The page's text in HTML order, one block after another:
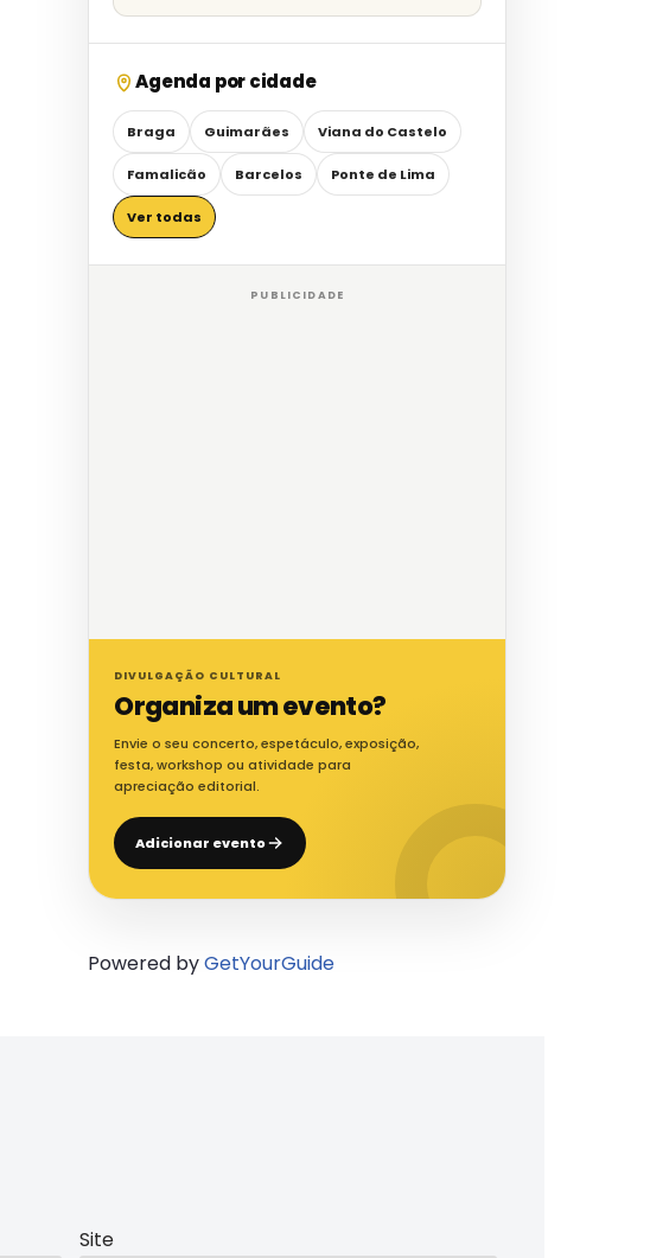
Agenda por cidade
Braga Guimarães Viana do Castelo
Famalicão Barcelos Ponte de Lima
Ver todas
PUBLICIDADE
DIVULGAÇÃO CULTURAL
Organiza um evento?
Envie o seu concerto, espetáculo, exposição,
festa, workshop ou atividade para
apreciação editorial.
Adicionar evento
Powered byGetYourGuide
Site